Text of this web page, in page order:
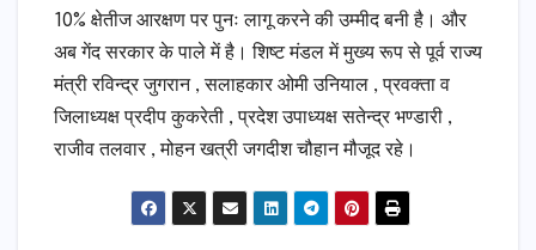
10% क्षेतीज आरक्षण पर पुनः लागू करने की उम्मीद बनी है। और
अब गेंद सरकार के पाले में है। शिष्ट मंडल में मुख्य रूप से पूर्व राज्य
मंत्री रविन्द्र जुगरान , सलाहकार ओमी उनियाल , प्रवक्ता व
जिलाध्यक्ष प्रदीप कुकरेती , प्रदेश उपाध्यक्ष सतेन्द्र भण्डारी ,
राजीव तलवार , मोहन खत्री जगदीश चौहान मौजूद रहे।